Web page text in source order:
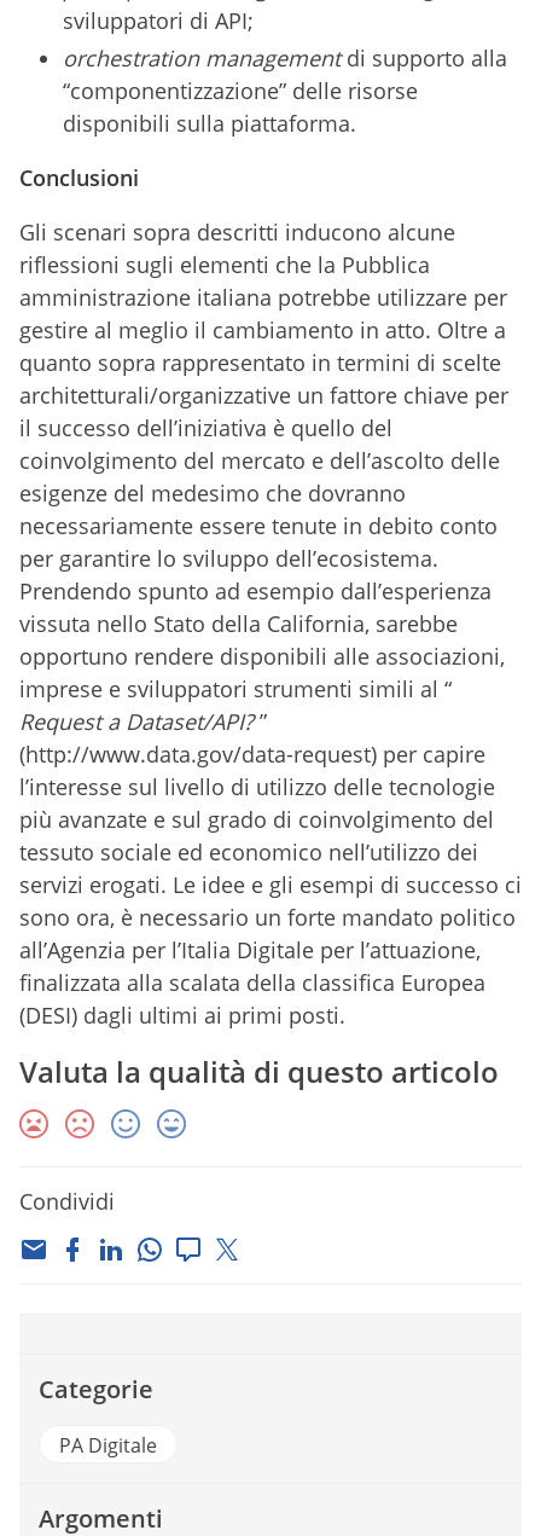
sviluppatori di API;
orchestration managementdi supporto alla
“componentizzazione” delle risorse
disponibili sulla piattaforma.
Conclusioni
Gli scenari sopra descritti inducono alcune
riflessioni sugli elementi che la Pubblica
amministrazione italiana potrebbe utilizzare per
gestire al meglio il cambiamento in atto. Oltre a
quanto sopra rappresentato in termini di scelte
architetturali/organizzative un fattore chiave per
il successo dell’iniziativa è quello del
coinvolgimento del mercato e dell’ascolto delle
esigenze del medesimo che dovranno
necessariamente essere tenute in debito conto
per garantire lo sviluppo dell’ecosistema.
Prendendo spunto ad esempio dall’esperienza
vissuta nello Stato della California, sarebbe
opportuno rendere disponibili alle associazioni,
imprese e sviluppatori strumenti simili al “
Request a Dataset/API?”
(http://www.data.gov/data-request) per capire
l’interesse sul livello di utilizzo delle tecnologie
più avanzate e sul grado di coinvolgimento del
tessuto sociale ed economico nell’utilizzo dei
servizi erogati. Le idee e gli esempi di successo ci
sono ora, è necessario un forte mandato politico
all’Agenzia per l’Italia Digitale per l’attuazione,
finalizzata alla scalata della classifica Europea
(DESI) dagli ultimi ai primi posti.
Valuta la qualità di questo articolo
Condividi
Categorie
PA Digitale
Argomenti